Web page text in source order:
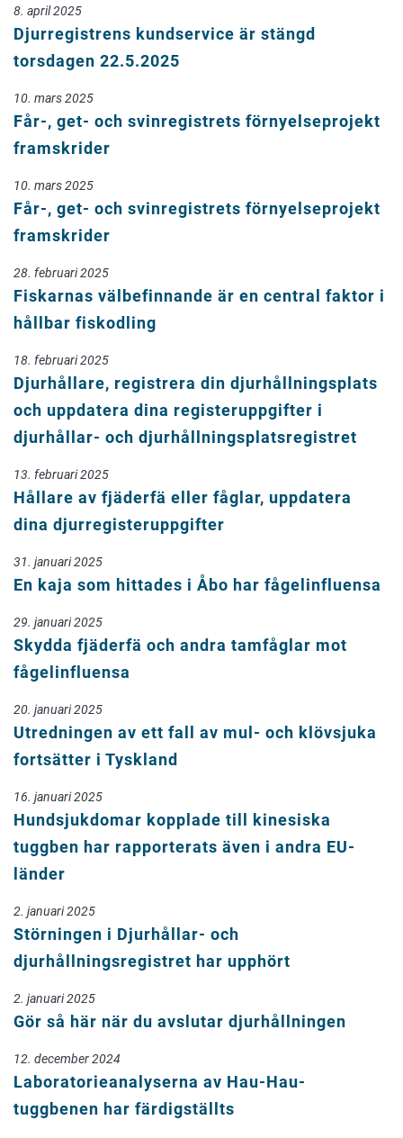
8. april 2025
Djurregistrens kundservice är stängd
torsdagen 22.5.2025
10. mars 2025
Får-, get- och svinregistrets förnyelseprojekt
framskrider
10. mars 2025
Får-, get- och svinregistrets förnyelseprojekt
framskrider
28. februari 2025
Fiskarnas välbefinnande är en central faktor i
hållbar fiskodling
18. februari 2025
Djurhållare, registrera din djurhållningsplats
och uppdatera dina registeruppgifter i
djurhållar- och djurhållningsplatsregistret
13. februari 2025
Hållare av fjäderfä eller fåglar, uppdatera
dina djurregisteruppgifter
31. januari 2025
En kaja som hittades i Åbo har fågelinfluensa
29. januari 2025
Skydda fjäderfä och andra tamfåglar mot
fågelinfluensa
20. januari 2025
Utredningen av ett fall av mul- och klövsjuka
fortsätter i Tyskland
16. januari 2025
Hundsjukdomar kopplade till kinesiska
tuggben har rapporterats även i andra EU-
länder
2. januari 2025
Störningen i Djurhållar- och
djurhållningsregistret har upphört
2. januari 2025
Gör så här när du avslutar djurhållningen
12. december 2024
Laboratorieanalyserna av Hau-Hau-
tuggbenen har färdigställts